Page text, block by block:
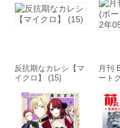
反抗期なカレシ【マ
イクロ】 (15)
月刊
ート